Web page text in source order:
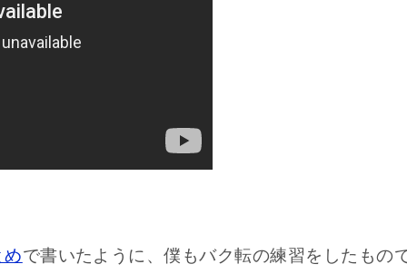
めで書いたように、僕もバク転の練習をしたもの